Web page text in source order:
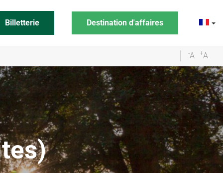
Billetterie Destination d'affaires
-A +A